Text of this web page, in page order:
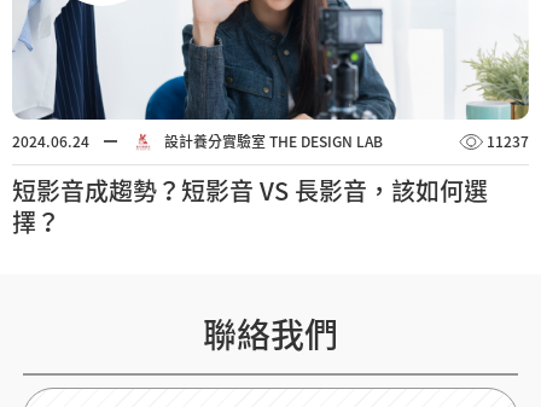
短影音成趨勢？短影音 VS 長影音，該如何選
擇？
2024.06.24 設計養分實驗室 THE DESIGN LAB 11237
聯絡我們